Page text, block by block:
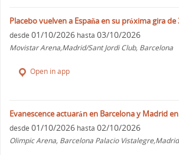
Placebo vuelven a España en su próxima gira
desde 01/10/2026 hasta 03/10/2026
Movistar Arena,Madrid/Sant Jordi Club, Barcelona
Open in app
Evanescence actuarán en Barcelona y Madrid
desde 01/10/2026 hasta 02/10/2026
Olimpic Arena, Barcelona Palacio Vistalegre,Madrid